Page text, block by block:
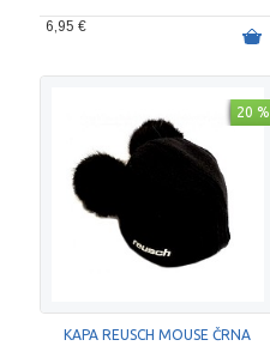
6,95 €
20 %
KAPA REUSCH MOUSE ČRNA